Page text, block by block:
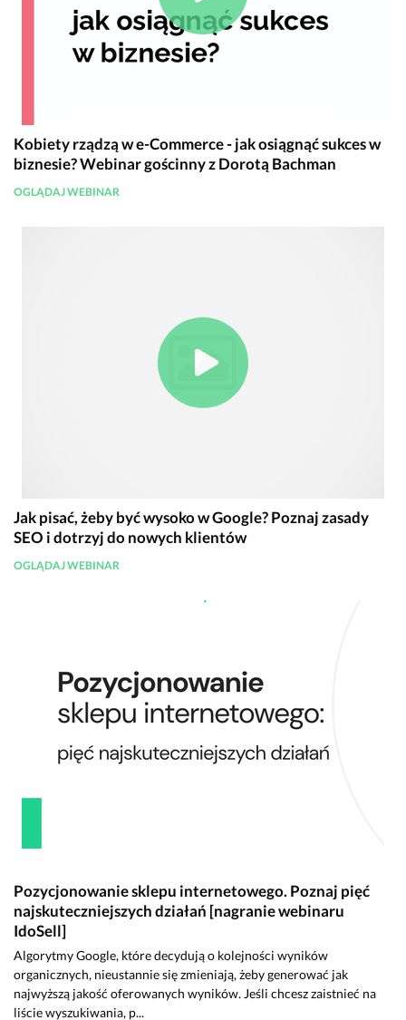
Kobiety rządzą w e-Commerce - jak osiągnąć sukces w
biznesie? Webinar gościnny z Dorotą Bachman
OGLĄDAJ WEBINAR
Jak pisać, żeby być wysoko w Google? Poznaj zasady
SEO i dotrzyj do nowych klientów
OGLĄDAJ WEBINAR
Pozycjonowanie sklepu internetowego. Poznaj pięć
najskuteczniejszych działań [nagranie webinaru
IdoSell]
Algorytmy Google, które decydują o kolejności wyników
organicznych, nieustannie się zmieniają, żeby generować jak
najwyższą jakość oferowanych wyników. Jeśli chcesz zaistnieć na
liście wyszukiwania, p...